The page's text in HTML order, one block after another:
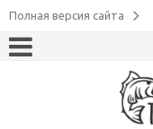
Полная версия сайта